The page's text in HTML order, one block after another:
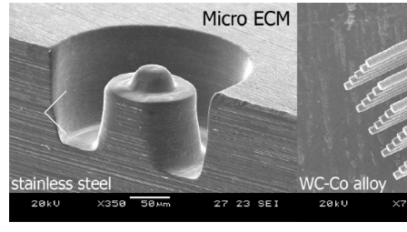
International Conference
Domestic Journal
Domestic Conference
Patents